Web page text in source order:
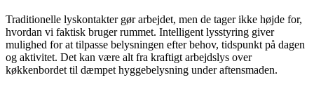
Traditionelle lyskontakter gør arbejdet, men de tager ikke højde for,
hvordan vi faktisk bruger rummet. Intelligent lysstyring giver
mulighed for at tilpasse belysningen efter behov, tidspunkt på dagen
og aktivitet. Det kan være alt fra kraftigt arbejdslys over
køkkenbordet til dæmpet hyggebelysning under aftensmaden.